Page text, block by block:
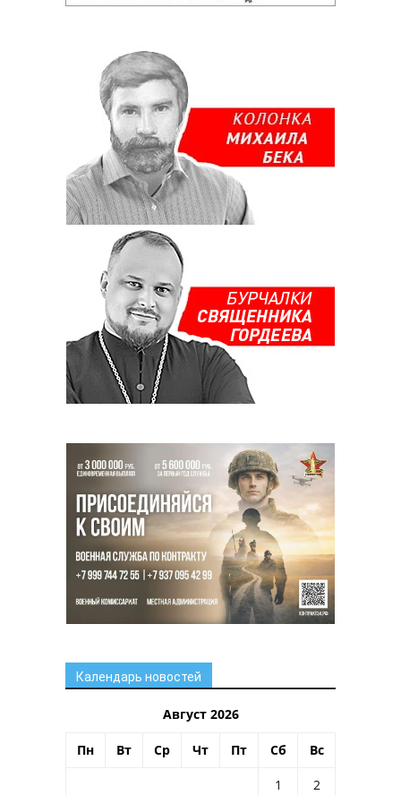
Календарь новостей
Август 2026
Пн Вт Ср Чт Пт Сб Вс
1
2